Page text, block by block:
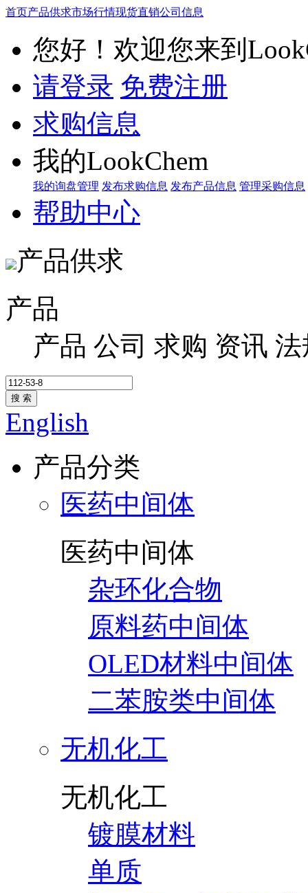
首页产品供求市场行情现货直销公司信息
您好！欢迎您来到
请登录 免费注册
求购信息
我的LookChem
我的询盘管理 发布求购信息 发布产品信息 管理采购信息
帮助中心
产品供求
产品
产品 公司 求购 资讯 法
搜 索
English
产品分类
医药中间体
医药中间体
杂环化合物
原料药中间体
OLED材料中间体
二苯胺类中间体
无机化工
无机化工
镀膜材料
单质